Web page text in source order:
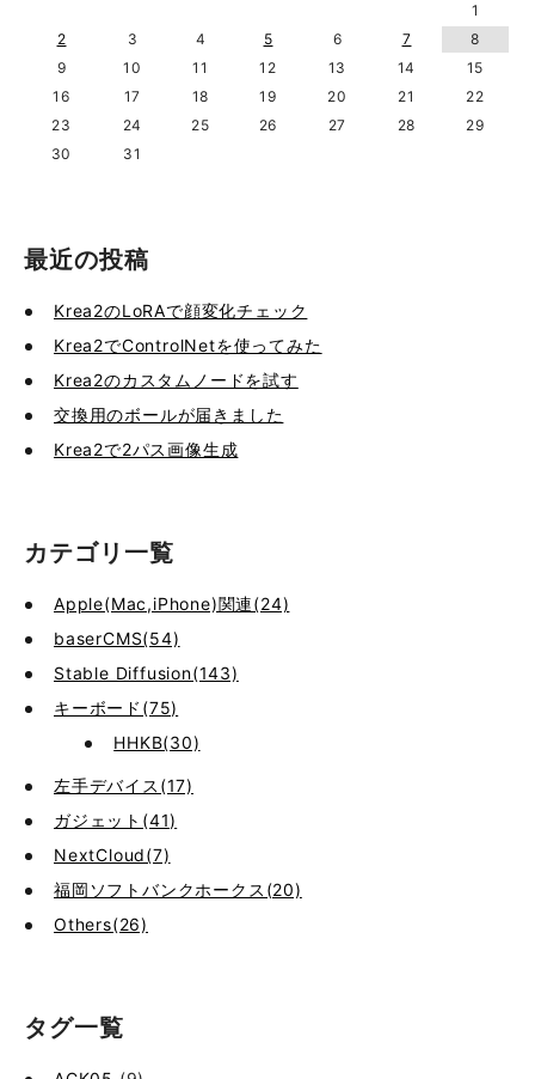
1
2
3 4 5 6 7
8
9
10 11 12 13 14
15
16
17 18 19 20 21
22
23
24 25 26 27 28
29
30
31
最近の投稿
Krea2のLoRAで顔変化チェック
Krea2でControlNetを使ってみた
Krea2のカスタムノードを試す
交換用のボールが届きました
Krea2で2パス画像生成
カテゴリ一覧
Apple(Mac,iPhone)関連(24)
baserCMS(54)
Stable Diffusion(143)
キーボード(75)
HHKB(30)
左手デバイス(17)
ガジェット(41)
NextCloud(7)
福岡ソフトバンクホークス(20)
Others(26)
タグ一覧